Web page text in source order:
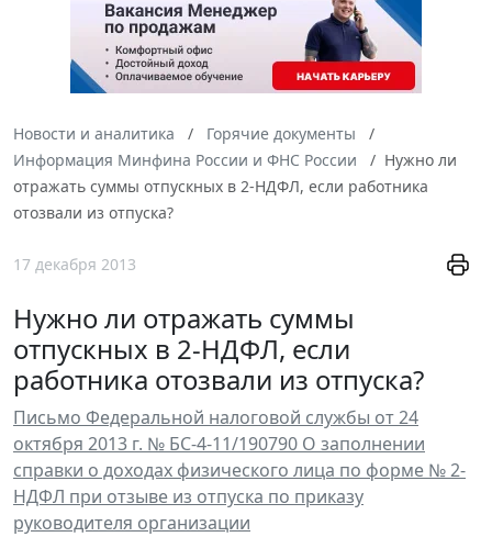
Новости и аналитика
Горячие документы
Информация Минфина России и ФНС России
Нужно ли
отражать суммы отпускных в 2-НДФЛ, если работника
отозвали из отпуска?
17 декабря 2013
Нужно ли отражать суммы
отпускных в 2-НДФЛ, если
работника отозвали из отпуска?
Письмо Федеральной налоговой службы от 24
октября 2013 г. № БС-4-11/190790 О заполнении
справки о доходах физического лица по форме № 2-
НДФЛ при отзыве из отпуска по приказу
руководителя организации